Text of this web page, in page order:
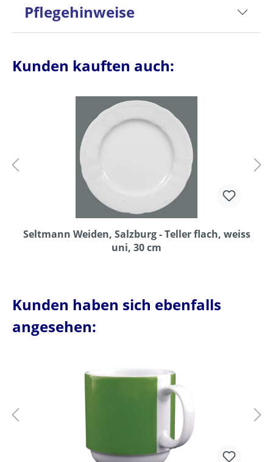
Pflegehinweise
Kunden kauften auch:
Seltmann Weiden, Salzburg - Teller flach, weiss
uni, 30 cm
Kunden haben sich ebenfalls
angesehen: